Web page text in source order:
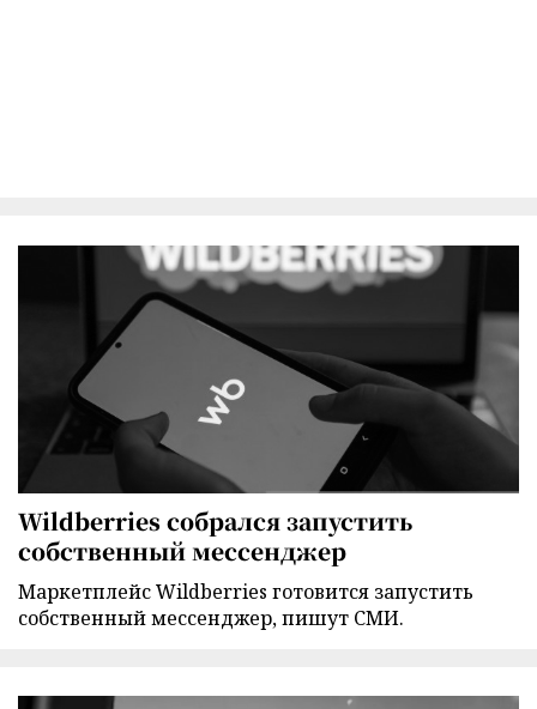
Wildberries собрался запустить
собственный мессенджер
Маркетплейс Wildberries готовится запустить
собственный мессенджер, пишут СМИ.